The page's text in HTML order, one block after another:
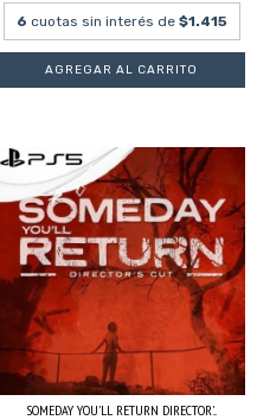
6 cuotas sin interés de $1.415
SOMEDAY YOU'LL RETURN DIRECTOR'...